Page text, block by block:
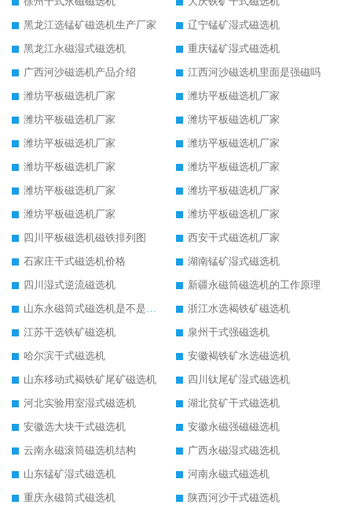
黑龙江选锰矿磁选机生产厂家
辽宁锰矿湿式磁选机
黑龙江永磁湿式磁选机
重庆锰矿湿式磁选机
广西河沙磁选机产品介绍
江西河沙磁选机里面是强磁吗
潍坊平板磁选机厂家
潍坊平板磁选机厂家
潍坊平板磁选机厂家
潍坊平板磁选机厂家
潍坊平板磁选机厂家
潍坊平板磁选机厂家
潍坊平板磁选机厂家
潍坊平板磁选机厂家
潍坊平板磁选机厂家
潍坊平板磁选机厂家
潍坊平板磁选机厂家
潍坊平板磁选机厂家
四川平板磁选机磁铁排列图
西安干式磁选机厂家
石家庄干式磁选机价格
湖南锰矿湿式磁选机
四川湿式逆流磁选机
新疆永磁筒磁选机的工作原理
山东永磁筒式磁选机是不是强磁
浙江水选褐铁矿磁选机
江苏干选铁矿磁选机
泉州干式强磁选机
哈尔滨干式磁选机
安徽褐铁矿水选磁选机
山东移动式褐铁矿尾矿磁选机
四川钛尾矿湿式磁选机
河北实验用室湿式磁选机
湖北贫矿干式磁选机
安徽选大块干式磁选机
安徽永磁强磁磁选机
云南永磁滚筒磁选机结构
广西永磁湿式磁选机
山东锰矿湿式磁选机
河南永磁式磁选机
重庆永磁筒式磁选机
陕西河沙干式磁选机